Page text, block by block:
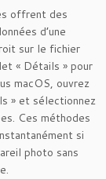
offrent des
d’une
sur le fichier
« Détails » pour
macOS, ouvrez
» et sélectionnez
Ces méthodes
si
photo sans